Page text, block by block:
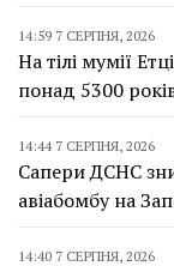
14:59 7 СЕРПНЯ, 2026
На тілі мумії
понад 5300
14:44 7 СЕРПНЯ, 2026
Сапери ДСНС
авіабомбу на
14:40 7 СЕРПНЯ, 2026